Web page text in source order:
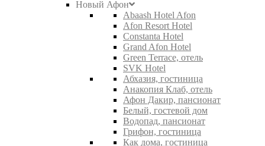
Новый Афон
Abaash Hotel Afon
Afon Resort Hotel
Constanta Hotel
Grand Afon Hotel
Green Terrace, отель
SVK Hotel
Абхазия, гостиница
Анакопия Клаб, отель
Афон Дакир, пансионат
Белый, гостевой дом
Водопад, пансионат
Грифон, гостиница
Как дома, гостиница